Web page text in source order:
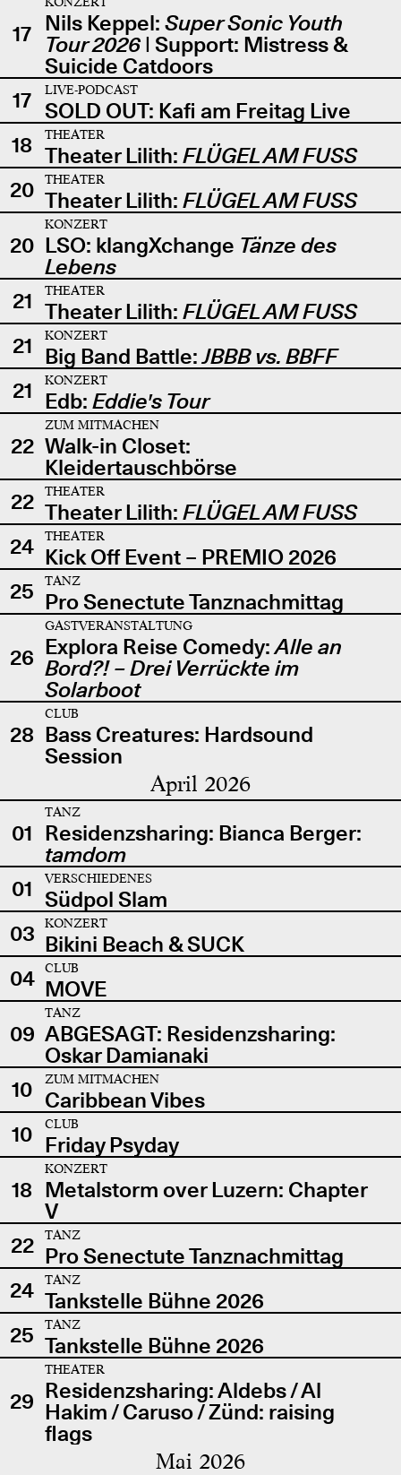
17 Nils Keppel: Super Sonic Youth
Tour 2026| Support: Mistress &
Suicide Catdoors
17
LIVE-PODCAST
SOLD OUT: Kafi am Freitag Live
18
THEATER
Theater Lilith: FLÜGEL AM FUSS
20
THEATER
Theater Lilith: FLÜGEL AM FUSS
20
KONZERT
LSO: klangXchange Tänze des
Lebens
21
THEATER
Theater Lilith: FLÜGEL AM FUSS
21
KONZERT
Big Band Battle:JBBB vs. BBFF
21
KONZERT
Edb: Eddie's Tour
22
ZUM MITMACHEN
Walk-in Closet:
Kleidertauschbörse
22
THEATER
Theater Lilith: FLÜGEL AM FUSS
24
THEATER
Kick Off Event – PREMIO 2026
25
TANZ
Pro Senectute Tanznachmittag
26
GASTVERANSTALTUNG
Explora Reise Comedy:Alle an
Bord?! – Drei Verrückte im
Solarboot
28
CLUB
Bass Creatures: Hardsound
Session
April 2026
01
TANZ
Residenzsharing: Bianca Berger:
tamdom
01
VERSCHIEDENES
Südpol Slam
03
KONZERT
Bikini Beach & SUCK
04
CLUB
MOVE
09
TANZ
ABGESAGT: Residenzsharing:
Oskar Damianaki
10
ZUM MITMACHEN
Caribbean Vibes
10
CLUB
Friday Psyday
18
KONZERT
Metalstorm over Luzern: Chapter
V
22
TANZ
Pro Senectute Tanznachmittag
24
TANZ
Tankstelle Bühne 2026
25
TANZ
Tankstelle Bühne 2026
29
THEATER
Residenzsharing: Aldebs / Al
Hakim / Caruso / Zünd: raising
flags
Mai 2026